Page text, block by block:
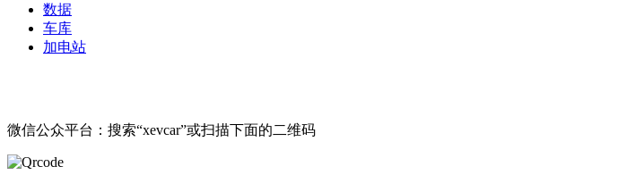
数据
车库
加电站
微信公众平台：搜索“xevcar”或扫描下面的二维码